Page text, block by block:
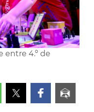
entre 4.º de